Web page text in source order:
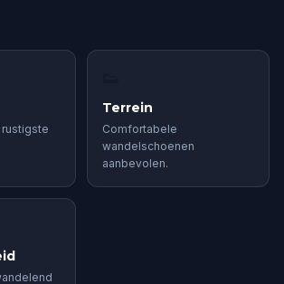
Terrein
Comfortabele
wandelschoenen
aanbevolen.